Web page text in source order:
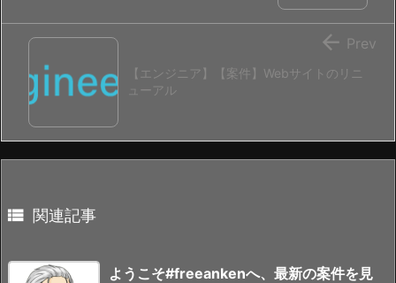
【エンジニア】【案件】Webサイトのリニ
ューアル
 Prev
 関連記事
ようこそ#freeankenへ、最新の案件を見